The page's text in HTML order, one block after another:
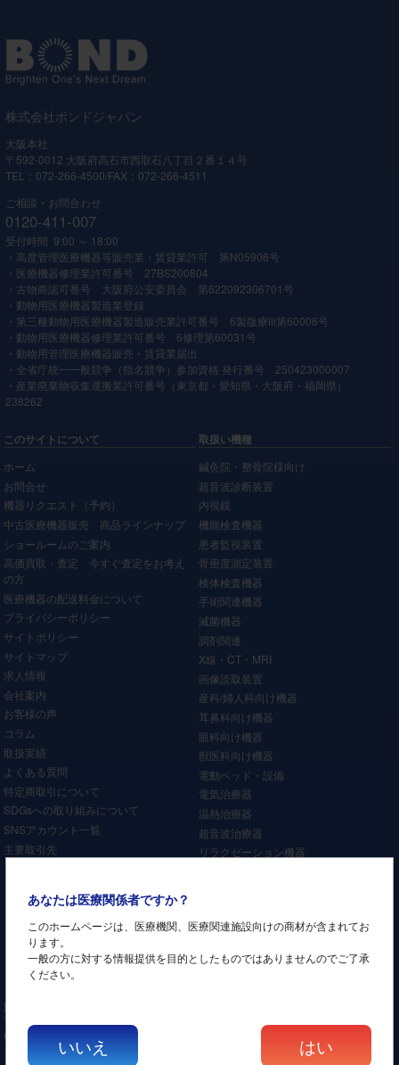
あなたは医療関係者ですか？
このホームページは、医療機関、医療関連施設向けの商材が含まれてお
ります。
一般の方に対する情報提供を目的としたものではありませんのでご了承
ください。
いいえ はい
株式会社ボンドジャパン
大阪本社
〒592-0012 大阪府高石市西取石八丁目２番１４号
TEL：072-266-4500/FAX：072-266-4511
ご相談・お問合わせ
0120-411-007
受付時間 9:00 ～ 18:00
・高度管理医療機器等販売業・賃貸業許可 第N05906号
・医療機器修理業許可番号 27BS200804
・古物商認可番号 大阪府公安委員会 第622092306701号
・動物用医療機器製造業登録
・第三種動物用医療機器製造販売業許可番号 6製版療Ⅲ第60006号
・動物用医療機器修理業許可番号 6修理第60031号
・動物用管理医療機器販売・賃貸業届出
・全省庁統一一般競争（指名競争）参加資格 発行番号 250423000007
・産業廃棄物収集運搬業許可番号（東京都・愛知県・大阪府・福岡県）
238262
このサイトについて
ホーム
お問合せ
機器リクエスト（予約）
中古医療機器販売 商品ラインナップ
ショールームのご案内
高価買取・査定 今すぐ査定をお考え
の方
医療機器の配送料金について
プライバシーポリシー
サイトポリシー
サイトマップ
求人情報
会社案内
お客様の声
コラム
取扱実績
よくある質問
特定商取引について
SDGsへの取り組みについて
SNSアカウント一覧
主要取引先
取扱い機種
鍼灸院・整骨院様向け
超音波診断装置
内視鏡
機能検査機器
患者監視装置
骨密度測定装置
検体検査機器
手術関連機器
滅菌機器
調剤関連
X線・CT・MRI
画像読取装置
産科/婦人科向け機器
耳鼻科向け機器
眼科向け機器
獣医科向け機器
電動ベッド・設備
電気治療器
温熱治療器
超音波治療器
リラクゼーション機器
介護施設機器
その他
取扱いメーカー
GEヘルスケア
キャノン/東芝